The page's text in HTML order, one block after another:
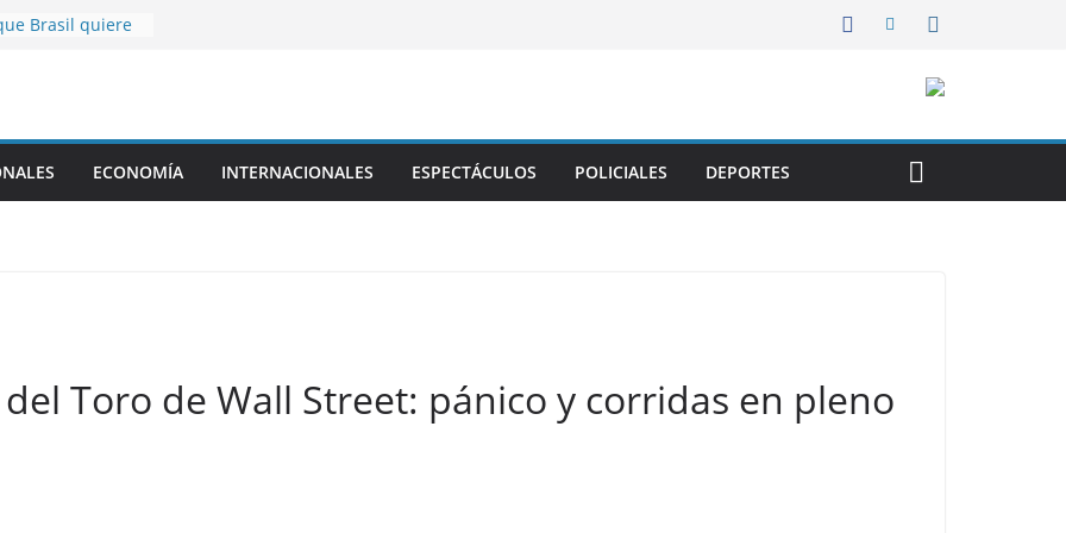
Brasil quiere
vs.
las 19
ECONOMÍA INTERNACIONALES ESPECTÁCULOS POLICIALES DEPORTES
Toro de Wall Street: pánico y corridas en pleno